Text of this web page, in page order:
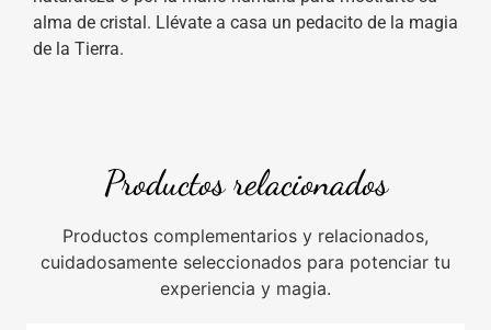
alma de cristal. Llévate a casa un pedacito de la magia
de la Tierra.
Productos relacionados
Productos complementarios y relacionados,
cuidadosamente seleccionados para potenciar tu
experiencia y magia.